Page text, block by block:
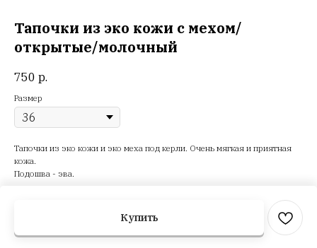
Тапочки из эко кожи с мехом/
открытые/молочный
750 р.
Размер
Купить
Тапочки из эко кожи и эко меха под керли. Очень мягкая и приятная
кожа.
Подошва - эва.